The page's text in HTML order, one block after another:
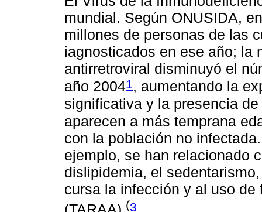
mundial. Según ONUSIDA,
millones de personas de las
iagnosticados en ese año; la
antirretroviral disminuyó el
año 20041, aumentando la
significativa y la presencia
aparecen a más temprana
con la población no
ejemplo, se han relacionado
dislipidemia, el
cursa la infección y al uso
(3